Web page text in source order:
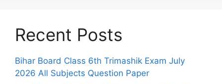
Recent Posts
Bihar Board Class 6th Trimashik Exam July
2026 All Subjects Question Paper